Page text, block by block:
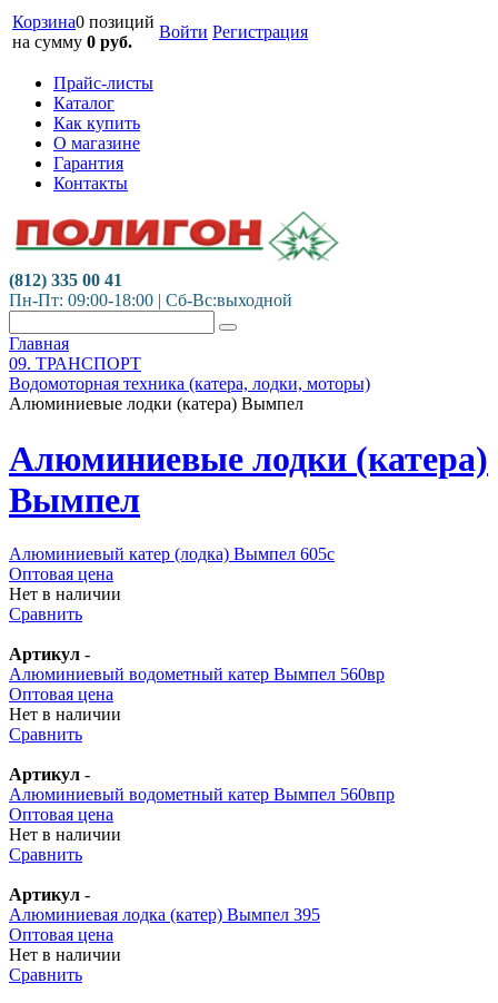
Корзина0 позиций
на сумму 0 руб.
Войти Регистрация
Прайс-листы
Каталог
Как купить
О магазине
Гарантия
Контакты
(812) 335 00 41
Пн-Пт: 09:00-18:00 | Сб-Вс:выходной
Главная
09. ТРАНСПОРТ
Водомоторная техника (катера, лодки, моторы)
Алюминиевые лодки (катера) Вымпел
Алюминиевые лодки (катера)
Вымпел
Алюминиевый катер (лодка) Вымпел 605с
Оптовая цена
Нет в наличии
Сравнить
Артикул -
Алюминиевый водометный катер Вымпел 560вр
Оптовая цена
Нет в наличии
Сравнить
Артикул -
Алюминиевый водометный катер Вымпел 560впр
Оптовая цена
Нет в наличии
Сравнить
Артикул -
Алюминиевая лодка (катер) Вымпел 395
Оптовая цена
Нет в наличии
Сравнить